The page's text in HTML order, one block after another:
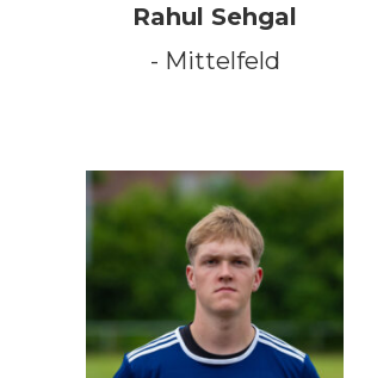
Rahul Sehgal
- Mittelfeld